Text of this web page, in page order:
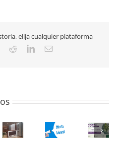
conmemora
a
elija cualquier plataforma
RedditLinkedInCorreo